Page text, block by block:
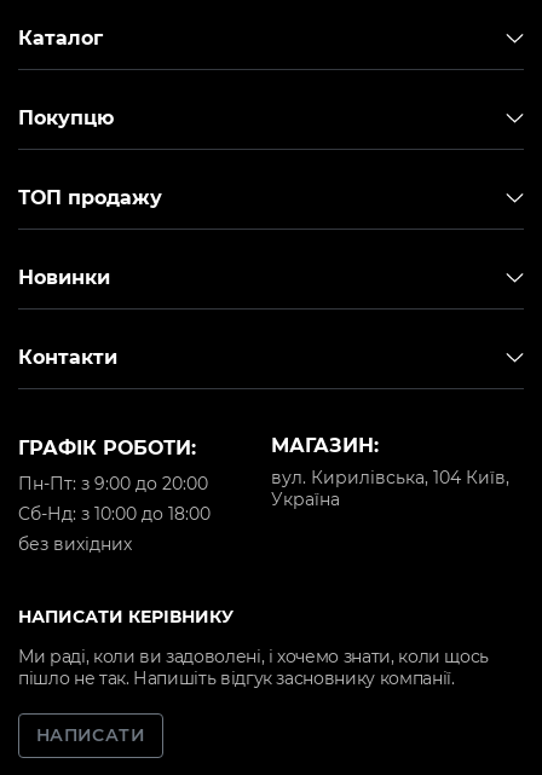
Каталог
Покупцю
ТОП продажу
Новинки
Контакти
МАГАЗИН:
вул. Кирилівська, 104 Київ,
Україна
ГРАФІК РОБОТИ:
Пн-Пт: з 9:00 до 20:00
Cб-Нд: з 10:00 до 18:00
без вихідних
НАПИСАТИ КЕРІВНИКУ
Ми раді, коли ви задоволені, і хочемо знати, коли щось
пішло не так. Напишіть відгук засновнику компанії.
НАПИСАТИ